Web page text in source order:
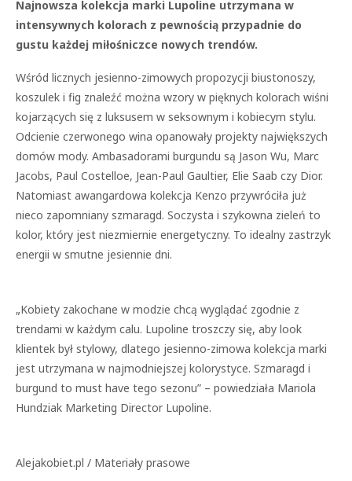
Najnowsza kolekcja marki Lupoline utrzymana w
intensywnych kolorach z pewnością przypadnie do
gustu każdej miłośniczce nowych trendów.
Wśród licznych jesienno-zimowych propozycji biustonoszy,
koszulek i fig znaleźć można wzory w pięknych kolorach wiśni
kojarzących się z luksusem w seksownym i kobiecym stylu.
Odcienie czerwonego wina opanowały projekty największych
domów mody. Ambasadorami burgundu są Jason Wu, Marc
Jacobs, Paul Costelloe, Jean-Paul Gaultier, Elie Saab czy Dior.
Natomiast awangardowa kolekcja Kenzo przywróciła już
nieco zapomniany szmaragd. Soczysta i szykowna zieleń to
kolor, który jest niezmiernie energetyczny. To idealny zastrzyk
energii w smutne jesiennie dni.
„Kobiety zakochane w modzie chcą wyglądać zgodnie z
trendami w każdym calu. Lupoline troszczy się, aby look
klientek był stylowy, dlatego jesienno-zimowa kolekcja marki
jest utrzymana w najmodniejszej kolorystyce. Szmaragd i
burgund to must have tego sezonu” – powiedziała Mariola
Hundziak Marketing Director Lupoline.
Alejakobiet.pl / Materiały prasowe